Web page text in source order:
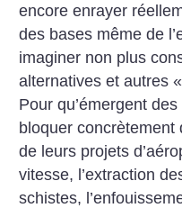
encore enrayer
des bases même de
imaginer non plus
alternatives et autres «
Pour qu’émergent
bloquer concrètement
de leurs projets
vitesse, l’extraction
schistes,